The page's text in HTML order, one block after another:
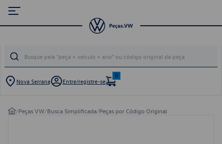
Nova Serrana Entre/registre-se
0
/Peças VW/Busca Simplificada/Peças por Código Original